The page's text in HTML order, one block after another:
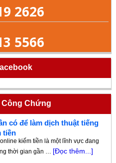
2626
5566
Công Chứng
có để làm dịch thuật tiếng
tiền
kiếm tiền là một lĩnh vực đang
thời gian gần … [Đọc thêm...]